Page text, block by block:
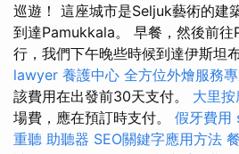
巡遊！ 這座城市是Seljuk藝術的建
到達Pamukkala。 早餐，然後前
行，我們下午晚些時候到達伊斯坦
lawyer 養護中心 全方位外燴服務
該費用在出發前30天支付。 大里
場費，應在預訂時支付。 假牙費用
重聽 助聽器 SEO關鍵字應用方法